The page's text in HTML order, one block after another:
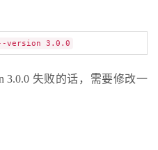
version 3.0.0
3.0.0 失败的话，需要修改一